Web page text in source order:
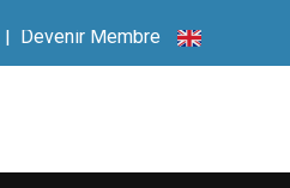
| Devenir Membre